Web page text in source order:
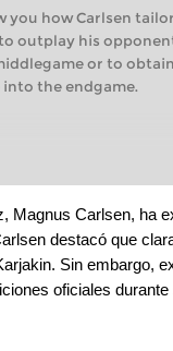
you how Carlsen
outplay his
or to
the endgame.
Magnus Carlsen, ha
destacó que
Sin embargo,
oficiales